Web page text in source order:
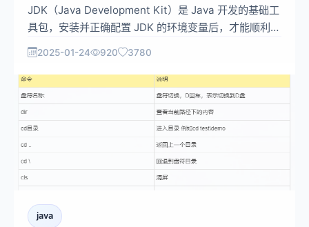
JDK（Java Development Kit）是 Java 开发的基础工
具包，安装并正确配置 JDK 的环境变量后，才能顺利进
行 Java 程序的开发和运行。以下介绍在 Windows系统
下 JDK 的安装以及环境变量配置方法。
2025-01-24 920 3780
java